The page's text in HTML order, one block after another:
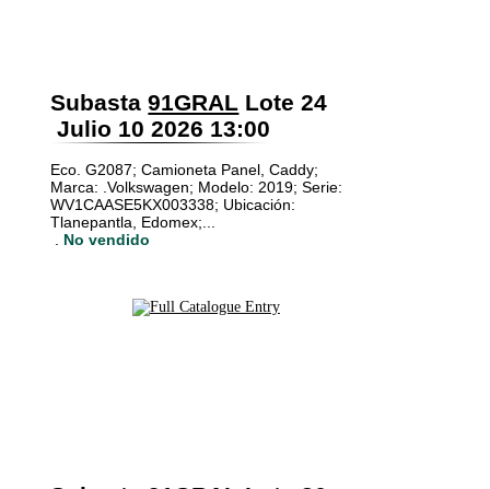
Subasta 91GRAL Lote 24
Julio 10 2026 13:00
Eco. G2087; Camioneta Panel, Caddy;
Marca: .Volkswagen; Modelo: 2019; Serie:
WV1CAASE5KX003338; Ubicación:
Tlanepantla, Edomex;...
No vendido